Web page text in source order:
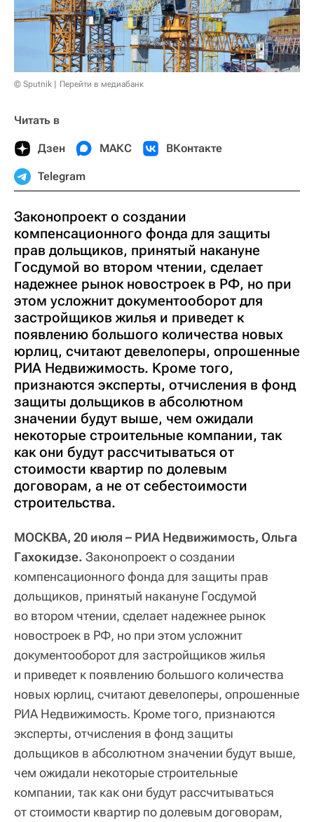
© Sputnik Перейти в медиабанк
Читать в
Дзен МАКС ВКонтакте
Telegram
Законопроект о создании
компенсационного фонда для защиты
прав дольщиков, принятый накануне
Госдумой во втором чтении, сделает
надежнее рынок новостроек в РФ, но при
этом усложнит документооборот для
застройщиков жилья и приведет к
появлению большого количества новых
юрлиц, считают девелоперы, опрошенные
РИА Недвижимость. Кроме того,
признаются эксперты, отчисления в фонд
защиты дольщиков в абсолютном
значении будут выше, чем ожидали
некоторые строительные компании, так
как они будут рассчитываться от
стоимости квартир по долевым
договорам, а не от себестоимости
строительства.
МОСКВА, 20 июля – РИА Недвижимость, Ольга
Гахокидзе. Законопроект о создании
компенсационного фонда для защиты прав
дольщиков, принятый накануне Госдумой
во втором чтении, сделает надежнее рынок
новостроек в РФ, но при этом усложнит
документооборот для застройщиков жилья
и приведет к появлению большого количества
новых юрлиц, считают девелоперы, опрошенные
РИА Недвижимость. Кроме того, признаются
эксперты, отчисления в фонд защиты
дольщиков в абсолютном значении будут выше,
чем ожидали некоторые строительные
компании, так как они будут рассчитываться
от стоимости квартир по долевым договорам,